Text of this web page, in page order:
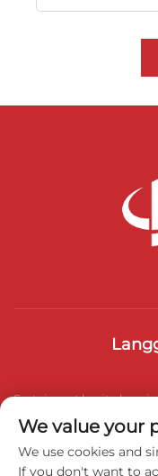
Sertai surat berita
terkini dan pandangan
We value your
We use cookies and
If you don't want to